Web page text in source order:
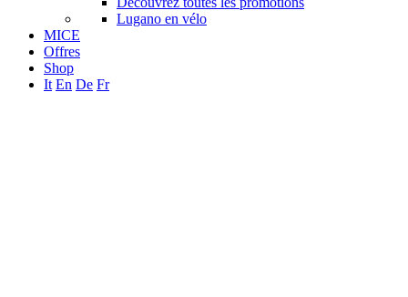
Lugano en vélo
MICE
Offres
Shop
It En De Fr